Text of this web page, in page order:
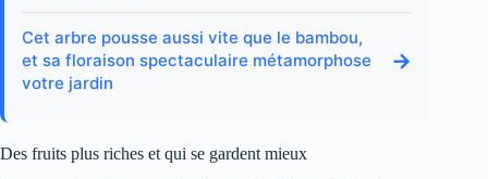
Cet arbre pousse aussi vite que le bambou,
et sa floraison spectaculaire métamorphose
votre jardin
→
Des fruits plus riches et qui se gardent mieux